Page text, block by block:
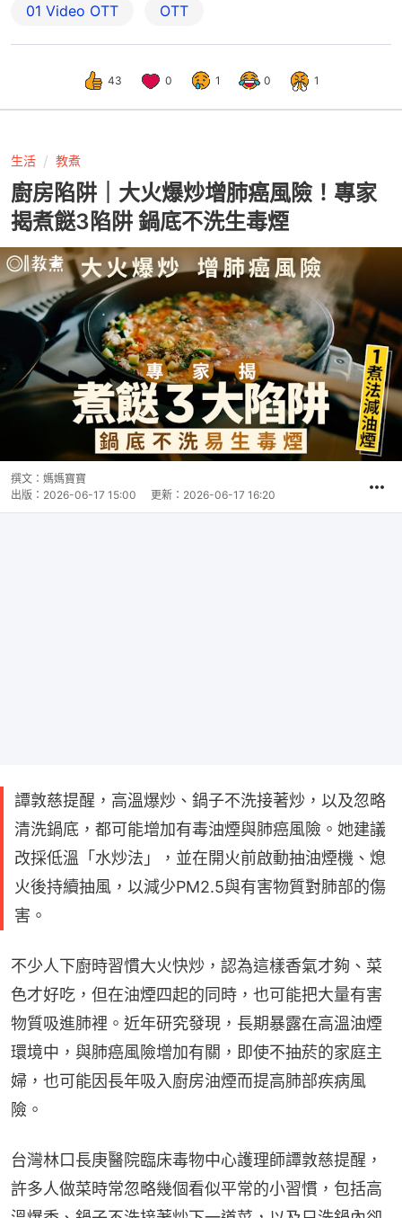
01‌ ‌Video‌ ‌OTT OTT
43 0 1 0 1
生活 教煮
廚房陷阱｜大火爆炒增肺癌風險！專家
揭煮餸3陷阱 鍋底不洗生毒煙
撰文： 媽媽寶寶
出版： 2026-06-17 15:00 更新： 2026-06-17 16:20
譚敦慈提醒，高溫爆炒、鍋子不洗接著炒，以及忽略
清洗鍋底，都可能增加有毒油煙與肺癌風險。她建議
改採低溫「水炒法」，並在開火前啟動抽油煙機、熄
火後持續抽風，以減少PM2.5與有害物質對肺部的傷
害。
不少人下廚時習慣大火快炒，認為這樣香氣才夠、菜
色才好吃，但在油煙四起的同時，也可能把大量有害
物質吸進肺裡。近年研究發現，長期暴露在高溫油煙
環境中，與肺癌風險增加有關，即使不抽菸的家庭主
婦，也可能因長年吸入廚房油煙而提高肺部疾病風
險。
台灣林口長庚醫院臨床毒物中心護理師譚敦慈提醒，
許多人做菜時常忽略幾個看似平常的小習慣，包括高